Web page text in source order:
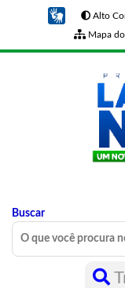
Alto
Mapa do
Buscar